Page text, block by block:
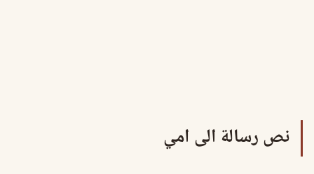
نص رسالة الى امي